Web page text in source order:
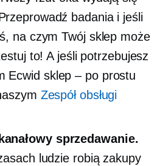
badania i jeśli
na czym Twój sklep może
to! A jeśli potrzebujesz
Ecwid sklep – po prostu
Zespół obsługi
sprzedawanie.
ludzie robią zakupy